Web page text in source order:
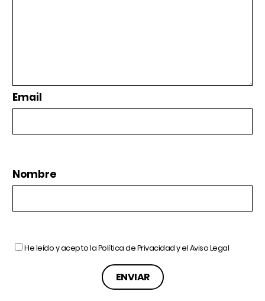
Email
Nombre
He leído y acepto laPolítica de Privacidady elAviso Legal